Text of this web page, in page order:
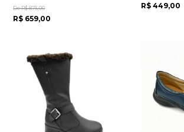
De R$ 875,00
R$ 659,00
R$ 449,00